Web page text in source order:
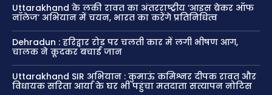
Uttarakhand के लकी रावत का अंतरराष्ट्रीय ‘आइस ब्रेकर ऑफ
नॉलेज’ अभियान में चयन, भारत का करेंगे प्रतिनिधित्व
Dehradun : हरिद्वार रोड पर चलती कार में लगी भीषण आग,
चालक ने कूदकर बचाई जान
Uttarakhand SIR अभियान : कुमाऊं कमिश्नर दीपक रावत और
विधायक सरिता आर्या के घर भी पहुंचा मतदाता सत्यापन नोटिस